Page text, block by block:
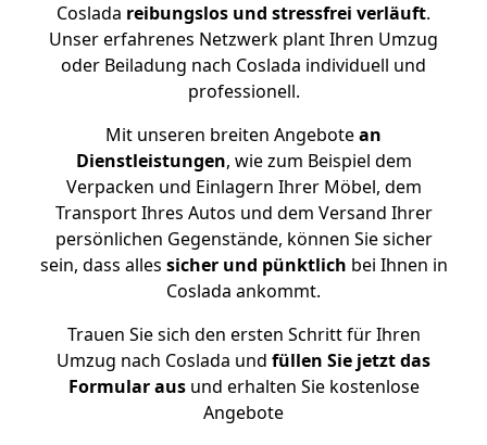
Coslada reibungslos und stressfrei verläuft.
Unser erfahrenes Netzwerk plant Ihren Umzug
oder Beiladung nach Coslada individuell und
professionell.
Mit unseren breiten Angebotean
Dienstleistungen, wie zum Beispiel dem
Verpacken und Einlagern Ihrer Möbel, dem
Transport Ihres Autos und dem Versand Ihrer
persönlichen Gegenstände, können Sie sicher
sein, dass alles sicher und pünktlich bei Ihnen in
Coslada ankommt.
Trauen Sie sich den ersten Schritt für Ihren
Umzug nach Coslada und füllen Sie jetzt das
Formular ausund erhalten Sie kostenlose
Angebote